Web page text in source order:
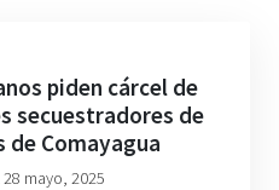
piden cárcel de
secuestradores de
de Comayagua
mayo, 2025